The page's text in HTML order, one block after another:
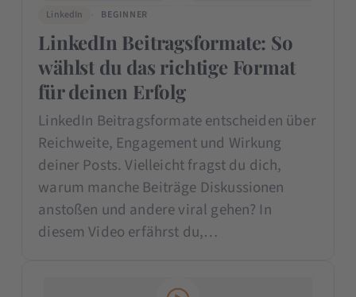
LinkedIn BEGINNER
LinkedIn Beitragsformate: So
wählst du das richtige Format
für deinen Erfolg
LinkedIn Beitragsformate entscheiden über
Reichweite, Engagement und Wirkung
deiner Posts. Vielleicht fragst du dich,
warum manche Beiträge Diskussionen
anstoßen und andere viral gehen? In
diesem Video erfährst du,…